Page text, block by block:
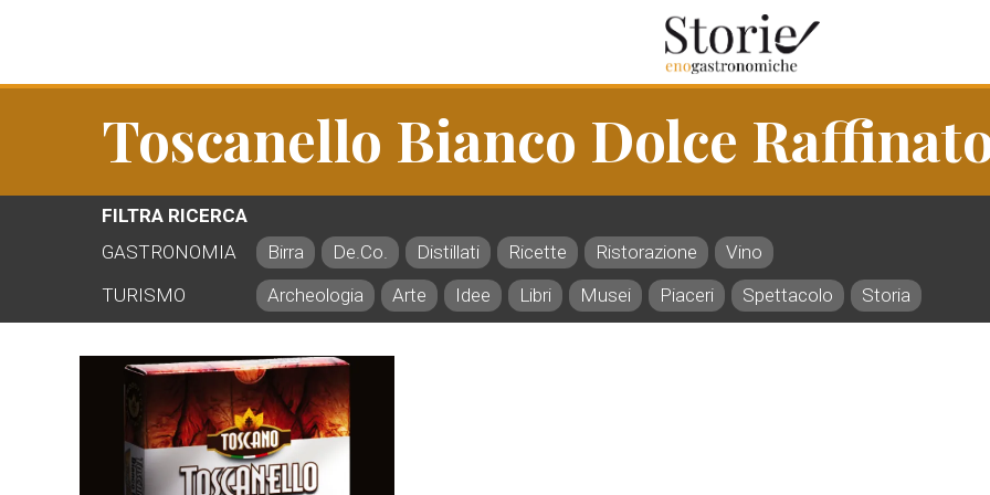
Toscanello Bianco Dolce
FILTRA RICERCA
GASTRONOMIA
Birra De.Co. Distillati Ricette Ristorazione
Vino
TURISMO
Archeologia Arte Idee Libri Musei Piaceri Spettacolo Storia